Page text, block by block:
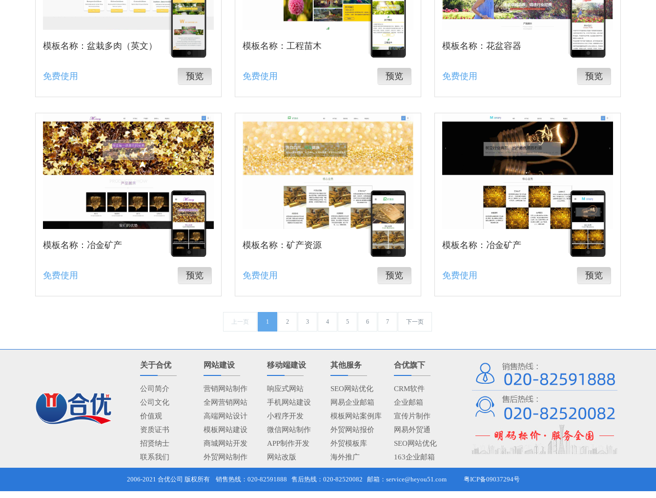
模板名称：盆栽多肉（英文）
免费使用 预览
模板名称：工程苗木
免费使用 预览
模板名称：花盆容器
免费使用 预览
模板名称：冶金矿产
免费使用 预览
模板名称：矿产资源
免费使用 预览
模板名称：冶金矿产
免费使用 预览
上一页 1 2 3 4 5 6 7 下一页
关于合优
公司简介
公司文化
价值观
资质证书
招贤纳士
联系我们
网站建设
营销网站制作
全网营销网站
高端网站设计
模板网站建设
商城网站开发
外贸网站制作
移动端建设
响应式网站
手机网站建设
小程序开发
微信网站制作
APP制作开发
网站改版
其他服务
SEO网站优化
网易企业邮箱
模板网站案例库
外贸网站报价
外贸模板库
海外推广
合优旗下
CRM软件
企业邮箱
宣传片制作
网易外贸通
SEO网站优化
163企业邮箱
2006-2021 合优公司 版权所有 销售热线：020-82591888 售后热线：020-82520082 邮箱：service@heyou51.com 粤ICP备09037294号